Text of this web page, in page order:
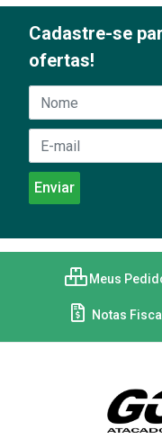
Cadastre-se
ofertas!
Meus
Notas